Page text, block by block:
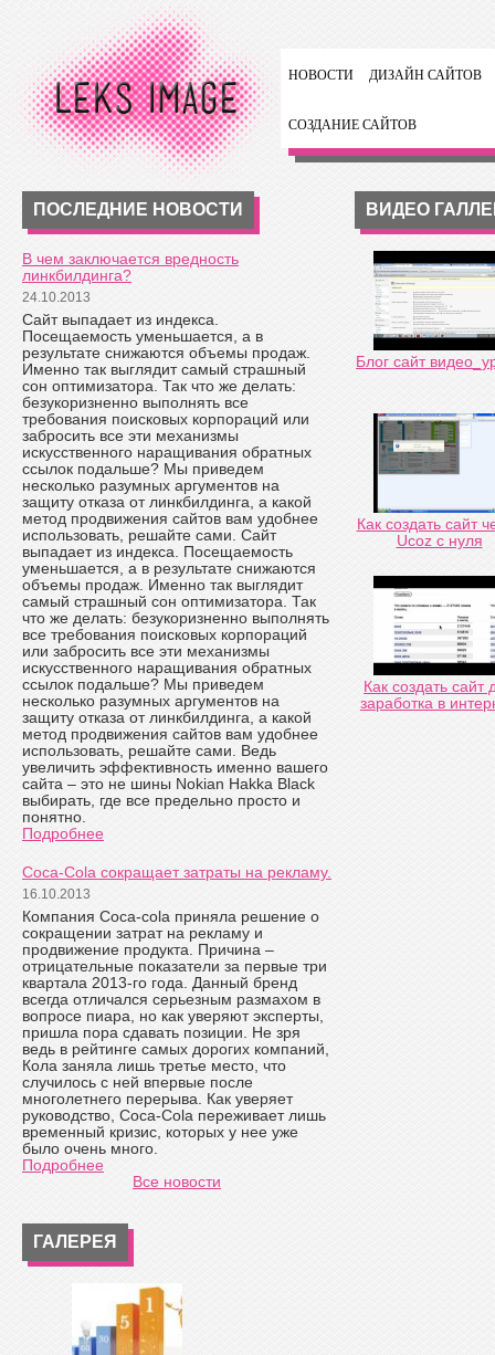
НОВОСТИ ДИЗАЙН САЙТОВ
СОЗДАНИЕ САЙТОВ
ПОСЛЕДНИЕ НОВОСТИ
В чем заключается вредность
линкбилдинга?
24.10.2013
Сайт выпадает из индекса.
Посещаемость уменьшается, а в
результате снижаются объемы продаж.
Именно так выглядит самый страшный
сон оптимизатора. Так что же делать:
безукоризненно выполнять все
требования поисковых корпораций или
забросить все эти механизмы
искусственного наращивания обратных
ссылок подальше? Мы приведем
несколько разумных аргументов на
защиту отказа от линкбилдинга, а какой
метод продвижения сайтов вам удобнее
использовать, решайте сами. Сайт
выпадает из индекса. Посещаемость
уменьшается, а в результате снижаются
объемы продаж. Именно так выглядит
самый страшный сон оптимизатора. Так
что же делать: безукоризненно выполнять
все требования поисковых корпораций
или забросить все эти механизмы
искусственного наращивания обратных
ссылок подальше? Мы приведем
несколько разумных аргументов на
защиту отказа от линкбилдинга, а какой
метод продвижения сайтов вам удобнее
использовать, решайте сами. Ведь
увеличить эффективность именно вашего
сайта – это не шины Nokian Hakka Black
выбирать, где все предельно просто и
понятно.
Подробнее
Coca-Cola сокращает затраты на рекламу.
16.10.2013
Компания Coca-cola приняла решение о
сокращении затрат на рекламу и
продвижение продукта. Причина –
отрицательные показатели за первые три
квартала 2013-го года. Данный бренд
всегда отличался серьезным размахом в
вопросе пиара, но как уверяют эксперты,
пришла пора сдавать позиции. Не зря
ведь в рейтинге самых дорогих компаний,
Кола заняла лишь третье место, что
случилось с ней впервые после
многолетнего перерыва. Как уверяет
руководство, Coca-Cola переживает лишь
временный кризис, которых у нее уже
было очень много.
Подробнее
Все новости
ГАЛЕРЕЯ
ВИДЕО
Блог сайт
Как создать сайт
Ucoz с нуля
Как создать сайт
заработка в